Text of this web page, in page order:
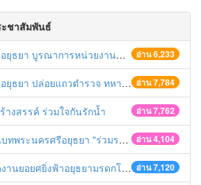
ะชาสัมพันธ์
อ่าน 6,233
รตามบทลงโทษสูงสุดกับผู้ประกอบการร้านค้าที่ยังฝ่าฝืนตั้งร้านค้ารุกล้ำเขตพื้นที่ทางหลวง เตรียมความปลอดภัยก่อนเทศกาลสงกรานต์
อ่าน 7,784
าย ตรวจเข้มท่ารถสาธารณะ สถานีขนส่งรถโดยสาร วินรถตู้ และสถานีรถไฟ เตรียมรับมือเทศกาลสงกรานต์
อ่าน 7,762
างสรรค์ ร่วมใจกันรักน้ำ
อ่าน 4,104
ณรงค์ ขับช้า เปิดไฟหน้า คาดเข็มขัด" เทศกาลสงกรานต์ ปี 2561
อ่าน 7,120
นยอยศยิ่งฟ้าอยุธยามรดกโลก